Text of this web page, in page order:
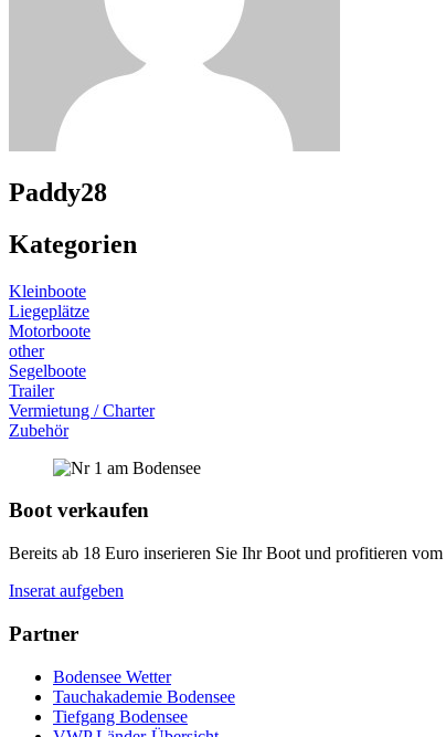
Paddy28
Kategorien
Kleinboote
Liegeplätze
Motorboote
other
Segelboote
Trailer
Vermietung / Charter
Zubehör
Boot verkaufen
Bereits ab 18 Euro inserieren Sie Ihr Boot und profitieren vom
Inserat aufgeben
Partner
Bodensee Wetter
Tauchakademie Bodensee
Tiefgang Bodensee